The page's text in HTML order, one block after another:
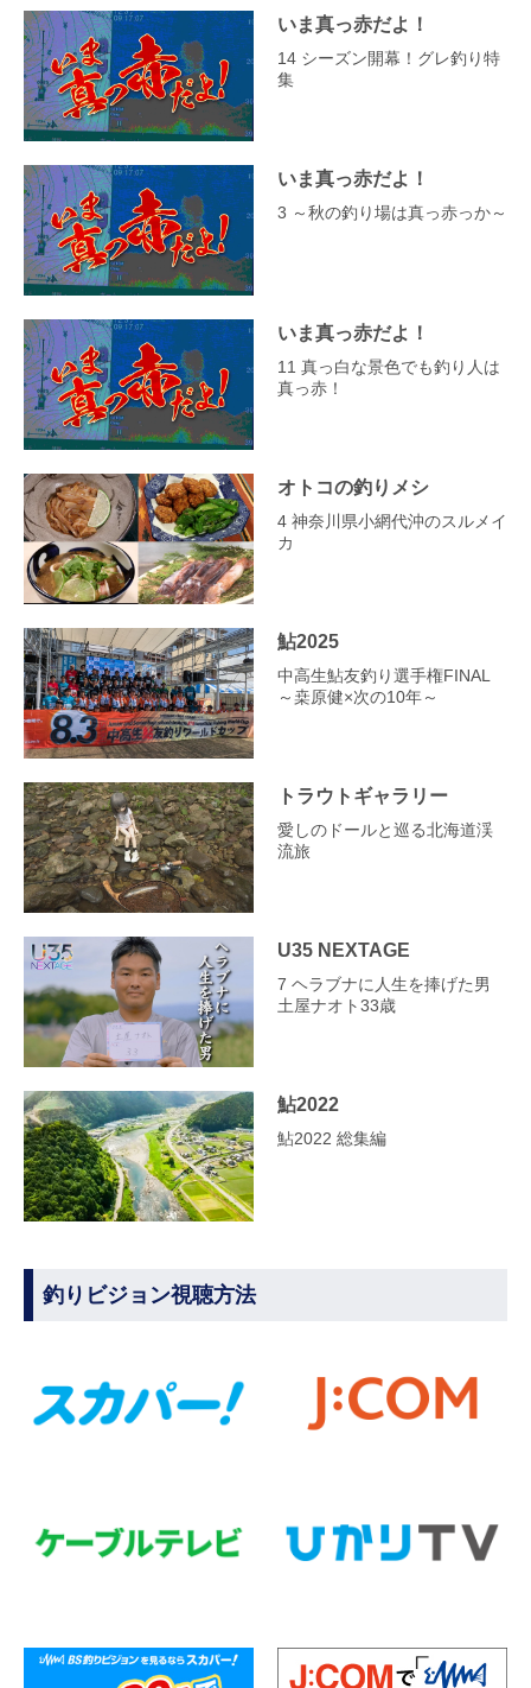
いま真っ赤だよ！
14 シーズン開幕！グレ釣り特
集
いま真っ赤だよ！
3 ～秋の釣り場は真っ赤っか～
いま真っ赤だよ！
11 真っ白な景色でも釣り人は
真っ赤！
オトコの釣りメシ
4 神奈川県小網代沖のスルメイ
カ
鮎2025
中高生鮎友釣り選手権FINAL
～桒原健×次の10年～
トラウトギャラリー
愛しのドールと巡る北海道渓
流旅
U35 NEXTAGE
7 ヘラブナに人生を捧げた男
土屋ナオト33歳
鮎2022
鮎2022 総集編
釣りビジョン視聴方法